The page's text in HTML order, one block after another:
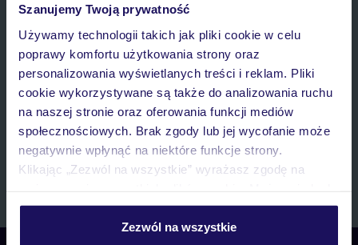
Szanujemy Twoją prywatność
Używamy technologii takich jak pliki cookie w celu
poprawy komfortu użytkowania strony oraz
personalizowania wyświetlanych treści i reklam. Pliki
cookie wykorzystywane są także do analizowania ruchu
na naszej stronie oraz oferowania funkcji mediów
społecznościowych. Brak zgody lub jej wycofanie może
negatywnie wpłynąć na niektóre funkcje strony.
Klikając „Zezwól na wszystkie” wyrażasz zgodę na
personalizować swój wybór wchodząc w zakładkę
Zezwól na wszystkie
E-MAIL*
Wyrażam zgodę na przetwarzanie danych osobowych przez TUI
Poland Sp. z o.o. i TUI Poland Dystrybucja Sp. z o.o. w celach
marketingowych, w zakresie oraz celu wskazanym w„Informacji o
przetwarzaniu danych osobowych”
, poprzez elektroniczną formę
komunikacji (e-mail), także z użyciem tzw. automatycznych
systemów wywołujących.